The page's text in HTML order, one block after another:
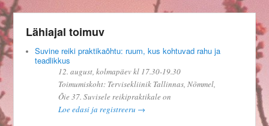
Lähiajal toimuv
Suvine reiki praktikaõhtu: ruum, kus kohtuvad rahu ja
teadlikkus
12. august, kolmapäev kl 17.30-19.30
Toimumiskoht: Tervisekliinik Tallinnas, Nõmmel,
Õie 37. Suvisele reikipraktikale on
Loe edasi ja registreeru →